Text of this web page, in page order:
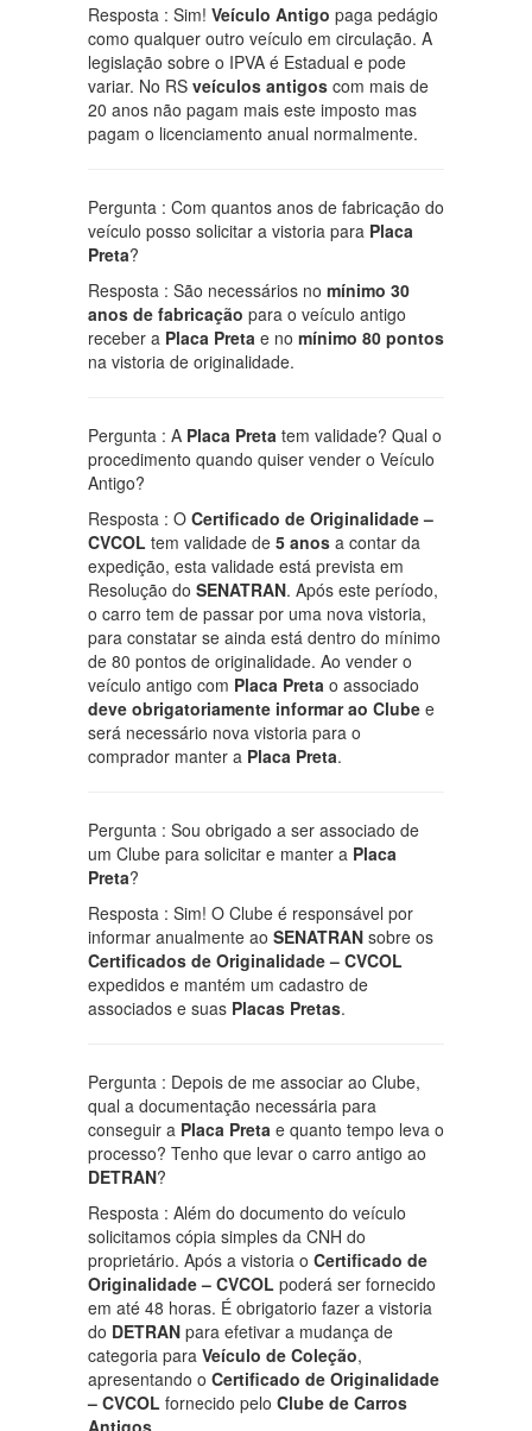
Resposta : Sim! Veículo Antigo paga pedágio
como qualquer outro veículo em circulação. A
legislação sobre o IPVA é Estadual e pode
variar. No RS veículos antigos com mais de
20 anos não pagam mais este imposto mas
pagam o licenciamento anual normalmente.
Pergunta : Com quantos anos de fabricação do
veículo posso solicitar a vistoria para Placa
Preta?
Resposta : São necessários no mínimo 30
anos de fabricação para o veículo antigo
receber a Placa Preta e no mínimo 80 pontos
na vistoria de originalidade.
Pergunta : A Placa Preta tem validade? Qual o
procedimento quando quiser vender o Veículo
Antigo?
Resposta : O Certificado de Originalidade –
CVCOL tem validade de 5 anos a contar da
expedição, esta validade está prevista em
Resolução do SENATRAN. Após este período,
o carro tem de passar por uma nova vistoria,
para constatar se ainda está dentro do mínimo
de 80 pontos de originalidade. Ao vender o
veículo antigo com Placa Preta o associado
deve obrigatoriamente informar ao Clube e
será necessário nova vistoria para o
comprador manter a Placa Preta.
Pergunta : Sou obrigado a ser associado de
um Clube para solicitar e manter a Placa
Preta?
Resposta : Sim! O Clube é responsável por
informar anualmente ao SENATRAN sobre os
Certificados de Originalidade – CVCOL
expedidos e mantém um cadastro de
associados e suas Placas Pretas.
Pergunta : Depois de me associar ao Clube,
qual a documentação necessária para
conseguir a Placa Preta e quanto tempo leva o
processo? Tenho que levar o carro antigo ao
DETRAN?
Resposta : Além do documento do veículo
solicitamos cópia simples da CNH do
proprietário. Após a vistoria o Certificado de
Originalidade – CVCOL poderá ser fornecido
em até 48 horas. É obrigatorio fazer a vistoria
do DETRAN para efetivar a mudança de
categoria para Veículo de Coleção,
apresentando o Certificado de Originalidade
– CVCOL fornecido pelo Clube de Carros
Antigos